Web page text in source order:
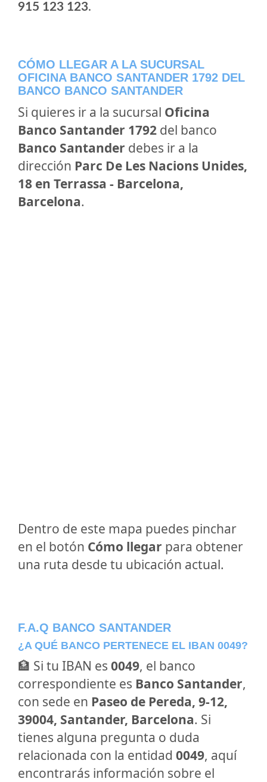
915 123 123.
CÓMO LLEGAR A LA SUCURSAL
OFICINA BANCO SANTANDER 1792 DEL
BANCO BANCO SANTANDER
Si quieres ir a la sucursal Oficina
Banco Santander 1792 del banco
Banco Santander debes ir a la
dirección Parc De Les Nacions Unides,
18 en Terrassa - Barcelona,
Barcelona.
Dentro de este mapa puedes pinchar
en el botón Cómo llegar para obtener
una ruta desde tu ubicación actual.
F.A.Q BANCO SANTANDER
¿A QUÉ BANCO PERTENECE EL IBAN 0049?
🏦 Si tu IBAN es 0049, el banco
correspondiente es Banco Santander,
con sede en Paseo de Pereda, 9-12,
39004, Santander, Barcelona. Si
tienes alguna pregunta o duda
relacionada con la entidad 0049, aquí
encontrarás información sobre el